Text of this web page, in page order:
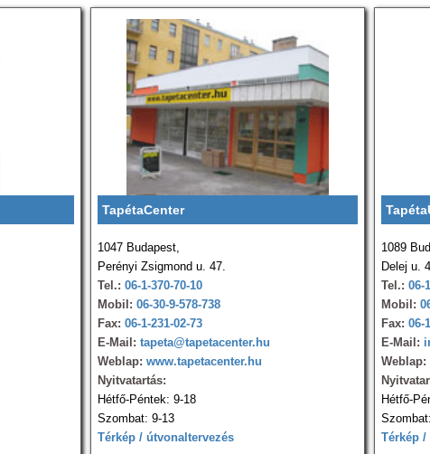
TapétaCenter
1047 Budapest,
Perényi Zsigmond u. 47.
Tel.: 06-1-370-70-10
Mobil: 06-30-9-578-738
Fax: 06-1-231-02-73
E-Mail: tapeta@tapetacenter.hu
Weblap: www.tapetacenter.hu
Nyitvatartás:
Hétfő-Péntek: 9-18
Szombat: 9-13
Térkép / útvonaltervezés
1089
Delej u.
Tel.: 06-
Mobil:
Fax: 06-
E-Mail:
Weblap:
Hétfő-
Térkép /